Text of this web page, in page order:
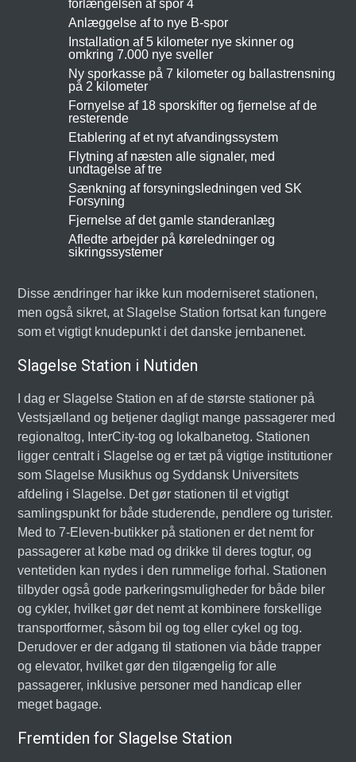
forlængelsen af spor 4
Anlæggelse af to nye B-spor
Installation af 5 kilometer nye skinner og
omkring 7.000 nye sveller
Ny sporkasse på 7 kilometer og ballastrensning
på 2 kilometer
Fornyelse af 18 sporskifter og fjernelse af de
resterende
Etablering af et nyt afvandingssystem
Flytning af næsten alle signaler, med
undtagelse af tre
Sænkning af forsyningsledningen ved SK
Forsyning
Fjernelse af det gamle standeranlæg
Afledte arbejder på køreledninger og
sikringssystemer
Disse ændringer har ikke kun moderniseret stationen,
men også sikret, at Slagelse Station fortsat kan fungere
som et vigtigt knudepunkt i det danske jernbanenet.
Slagelse Station i Nutiden
I dag er Slagelse Station en af de største stationer på
Vestsjælland og betjener dagligt mange passagerer med
regionaltog, InterCity-tog og lokalbanetog. Stationen
ligger centralt i Slagelse og er tæt på vigtige institutioner
som Slagelse Musikhus og Syddansk Universitets
afdeling i Slagelse. Det gør stationen til et vigtigt
samlingspunkt for både studerende, pendlere og turister.
Med to 7-Eleven-butikker på stationen er det nemt for
passagerer at købe mad og drikke til deres togtur, og
ventetiden kan nydes i den rummelige forhal. Stationen
tilbyder også gode parkeringsmuligheder for både biler
og cykler, hvilket gør det nemt at kombinere forskellige
transportformer, såsom bil og tog eller cykel og tog.
Derudover er der adgang til stationen via både trapper
og elevator, hvilket gør den tilgængelig for alle
passagerer, inklusive personer med handicap eller
meget bagage.
Fremtiden for Slagelse Station